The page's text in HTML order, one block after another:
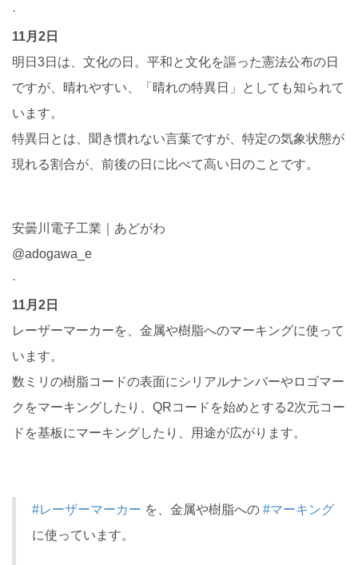
·
11月2日
明日3日は、文化の日。平和と文化を謳った憲法公布の日
ですが、晴れやすい、「晴れの特異日」としても知られて
います。
特異日とは、聞き慣れない言葉ですが、特定の気象状態が
現れる割合が、前後の日に比べて高い日のことです。
安曇川電子工業｜あどがわ
@adogawa_e
·
11月2日
レーザーマーカーを、金属や樹脂へのマーキングに使って
います。
数ミリの樹脂コードの表面にシリアルナンバーやロゴマー
クをマーキングしたり、QRコードを始めとする2次元コー
ドを基板にマーキングしたり、用途が広がります。
#レーザーマーカー を、金属や樹脂への #マーキング
に使っています。